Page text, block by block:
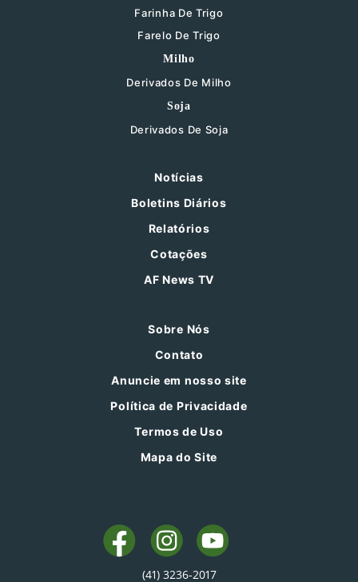
Farinha De Trigo
Farelo De Trigo
Milho
Derivados De Milho
Soja
Derivados De Soja
Notícias
Boletins Diários
Relatórios
Cotações
AF News TV
Sobre Nós
Contato
Anuncie em nosso site
Política de Privacidade
Termos de Uso
Mapa do Site
(41) 3236-2017